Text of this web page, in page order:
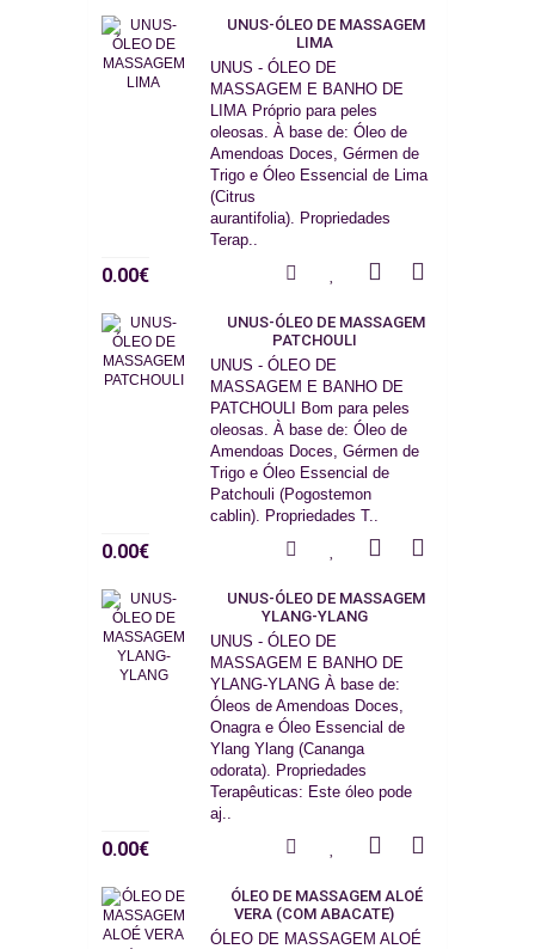
UNUS-ÓLEO DE MASSAGEM
LIMA
UNUS - ÓLEO DE
MASSAGEM E BANHO DE
LIMA Próprio para peles
oleosas. À base de: Óleo de
Amendoas Doces, Gérmen de
Trigo e Óleo Essencial de Lima
(Citrus
aurantifolia). Propriedades
Terap..
0.00€
UNUS-ÓLEO DE MASSAGEM
PATCHOULI
UNUS - ÓLEO DE
MASSAGEM E BANHO DE
PATCHOULI Bom para peles
oleosas. À base de: Óleo de
Amendoas Doces, Gérmen de
Trigo e Óleo Essencial de
Patchouli (Pogostemon
cablin). Propriedades T..
0.00€
UNUS-ÓLEO DE MASSAGEM
YLANG-YLANG
UNUS - ÓLEO DE
MASSAGEM E BANHO DE
YLANG-YLANG À base de:
Óleos de Amendoas Doces,
Onagra e Óleo Essencial de
Ylang Ylang (Cananga
odorata). Propriedades
Terapêuticas: Este óleo pode
aj..
0.00€
ÓLEO DE MASSAGEM ALOÉ
VERA (COM ABACATE)
ÓLEO DE MASSAGEM ALOÉ